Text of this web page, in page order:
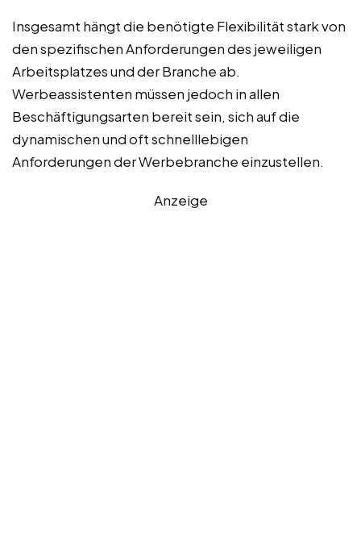
Insgesamt hängt die benötigte Flexibilität stark von
den spezifischen Anforderungen des jeweiligen
Arbeitsplatzes und der Branche ab.
Werbeassistenten müssen jedoch in allen
Beschäftigungsarten bereit sein, sich auf die
dynamischen und oft schnelllebigen
Anforderungen der Werbebranche einzustellen.
Anzeige